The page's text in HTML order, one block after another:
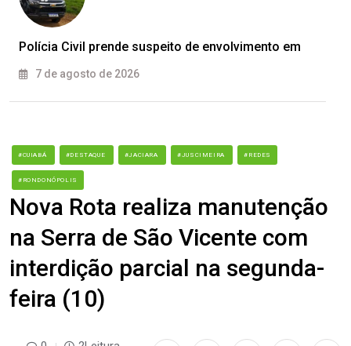
Polícia Civil prende suspeito de envolvimento em
7 de agosto de 2026
#CUIABÁ #DESTAQUE #JACIARA #JUSCIMEIRA #REDES
#RONDONÓPOLIS
Nova Rota realiza manutenção
na Serra de São Vicente com
interdição parcial na segunda-
feira (10)